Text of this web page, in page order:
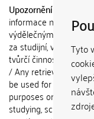
Tyto
Upozornění / Notice:
informace nemohou
výdělečným účelům
za studijní, vědeckou
tvůrčí činnost jiné
/ Any retrieved
be used for any
purposes or claimed
studying, scientific or